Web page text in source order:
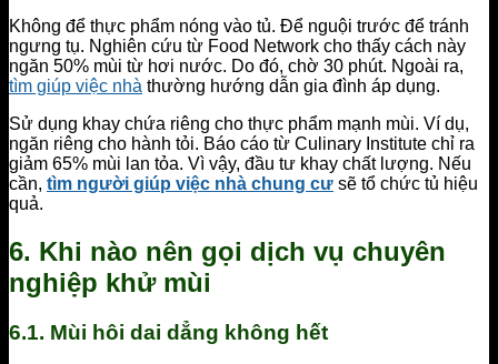
Không để thực phẩm nóng vào tủ. Để nguội trước để tránh
ngưng tụ. Nghiên cứu từ Food Network cho thấy cách này
ngăn 50% mùi từ hơi nước. Do đó, chờ 30 phút. Ngoài ra,
tìm giúp việc nhà thường hướng dẫn gia đình áp dụng.
Sử dụng khay chứa riêng cho thực phẩm mạnh mùi. Ví dụ,
ngăn riêng cho hành tỏi. Báo cáo từ Culinary Institute chỉ ra
giảm 65% mùi lan tỏa. Vì vậy, đầu tư khay chất lượng. Nếu
cần, tìm người giúp việc nhà chung cư sẽ tổ chức tủ hiệu
quả.
6. Khi nào nên gọi dịch vụ chuyên
nghiệp khử mùi
6.1. Mùi hôi dai dẳng không hết